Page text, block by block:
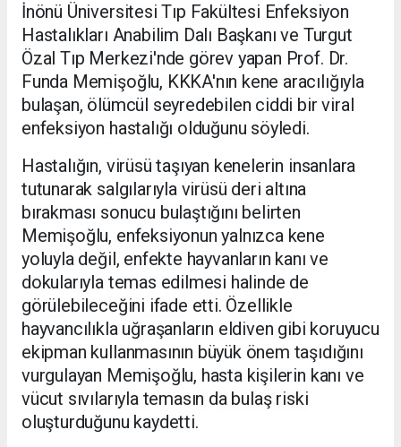
İnönü Üniversitesi Tıp Fakültesi Enfeksiyon
Hastalıkları Anabilim Dalı Başkanı ve Turgut
Özal Tıp Merkezi'nde görev yapan Prof. Dr.
Funda Memişoğlu, KKKA'nın kene aracılığıyla
bulaşan, ölümcül seyredebilen ciddi bir viral
enfeksiyon hastalığı olduğunu söyledi.
Hastalığın, virüsü taşıyan kenelerin insanlara
tutunarak salgılarıyla virüsü deri altına
bırakması sonucu bulaştığını belirten
Memişoğlu, enfeksiyonun yalnızca kene
yoluyla değil, enfekte hayvanların kanı ve
dokularıyla temas edilmesi halinde de
görülebileceğini ifade etti. Özellikle
hayvancılıkla uğraşanların eldiven gibi koruyucu
ekipman kullanmasının büyük önem taşıdığını
vurgulayan Memişoğlu, hasta kişilerin kanı ve
vücut sıvılarıyla temasın da bulaş riski
oluşturduğunu kaydetti.